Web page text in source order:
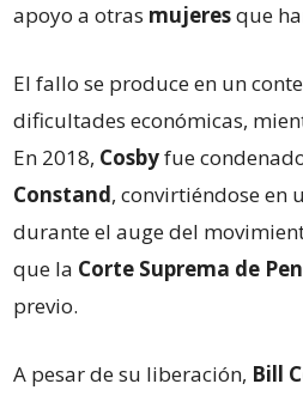
apoyo a otras mujeresque
El fallo se produce en un
dificultades económicas,
En 2018, Cosbyfue
Constand, convirtiéndose en
durante el auge del
que la Corte Suprema de
previo.
A pesar de su liberación, Bill